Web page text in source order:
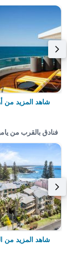
شاهد المزيد من
فنادق بالقرب من
شاهد المزيد من